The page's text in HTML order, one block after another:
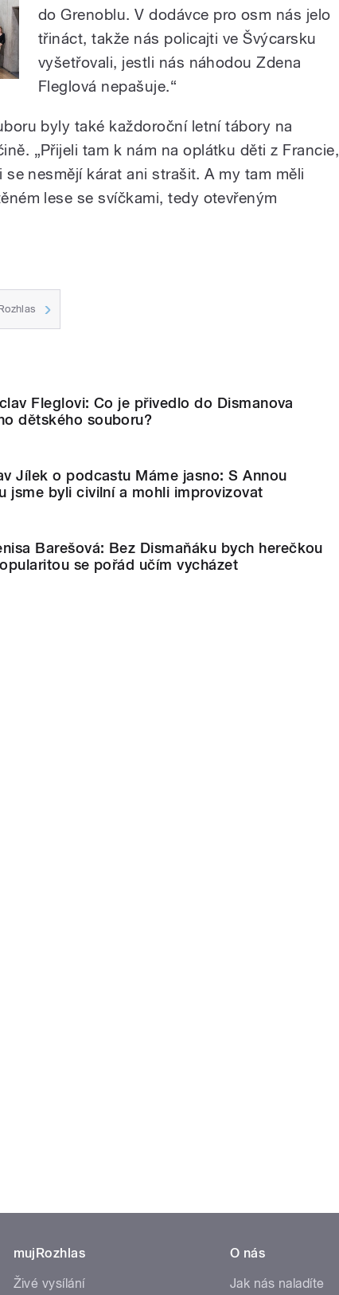
do Grenoblu. V dodávce pro osm nás jelo
třináct, takže nás policajti ve Švýcarsku
vyšetřovali, jestli nás náhodou Zdena
Fleglová nepašuje.“
byly také každoroční letní tábory na
„Přijeli tam k nám na oplátku děti z Francie,
nesmějí kárat ani strašit. A my tam měli
lese se svíčkami, tedy otevřeným
Fleglovi: Co je přivedlo do Dismanova
dětského souboru?
Jílek o podcastu Máme jasno: S Annou
jsme byli civilní a mohli improvizovat
Barešová: Bez Dismaňáku bych herečkou
se pořád učím vycházet
mujRozhlas
Živé vysílání
O nás
Jak nás naladíte